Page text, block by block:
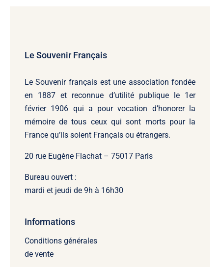
Le Souvenir Français
Le Souvenir français est une association fondée
en 1887 et reconnue d’utilité publique le 1er
février 1906 qui a pour vocation d’honorer la
mémoire de tous ceux qui sont morts pour la
France qu’ils soient Français ou étrangers.
20 rue Eugène Flachat – 75017 Paris
Bureau ouvert :
mardi et jeudi de 9h à 16h30
Informations
Conditions générales
de vente